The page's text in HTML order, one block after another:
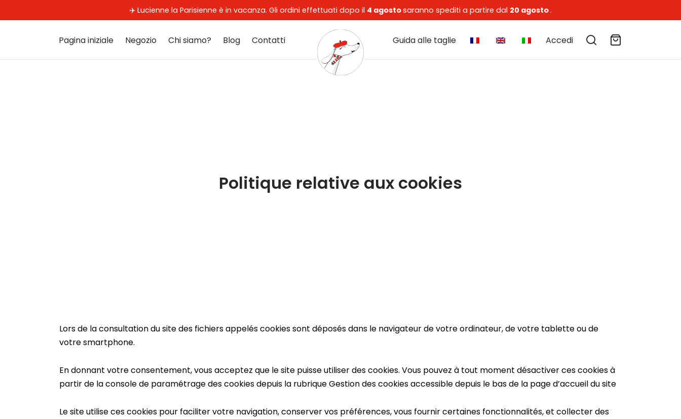
✈️ Lucienne la Parisienne è in vacanza. Gli ordini effettuati dopo il 4 agostosaranno spediti a partire dal 20 agosto.
Pagina iniziale Negozio Chi siamo? Blog Contatti Guida alle taglie Accedi
Politique relative aux cookies
Lors de la consultation du site des fichiers appelés cookies sont déposés dans le navigateur de votre ordinateur, de votre tablette ou de
votre smartphone.
En donnant votre consentement, vous acceptez que le site puisse utiliser des cookies. Vous pouvez à tout moment désactiver ces cookies à
partir de la console de paramétrage des cookies depuis la rubrique Gestion des cookies accessible depuis le bas de la page d’accueil du site
Le site utilise ces cookies pour faciliter votre navigation, conserver vos préférences, vous fournir certaines fonctionnalités, et collecter des